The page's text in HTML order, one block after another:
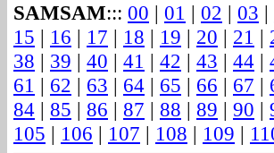
SAMSAM::: 00 | 01 | 02 | 03 |
15 | 16 | 17 | 18 | 19 | 20 | 21 |
38 | 39 | 40 | 41 | 42 | 43 | 44 |
61 | 62 | 63 | 64 | 65 | 66 | 67 |
84 | 85 | 86 | 87 | 88 | 89 | 90 |
105 | 106 | 107 | 108 | 109 |